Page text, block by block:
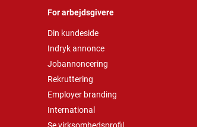
For arbejdsgivere
Din kundeside
Indryk annonce
Jobannoncering
Rekruttering
Employer branding
International